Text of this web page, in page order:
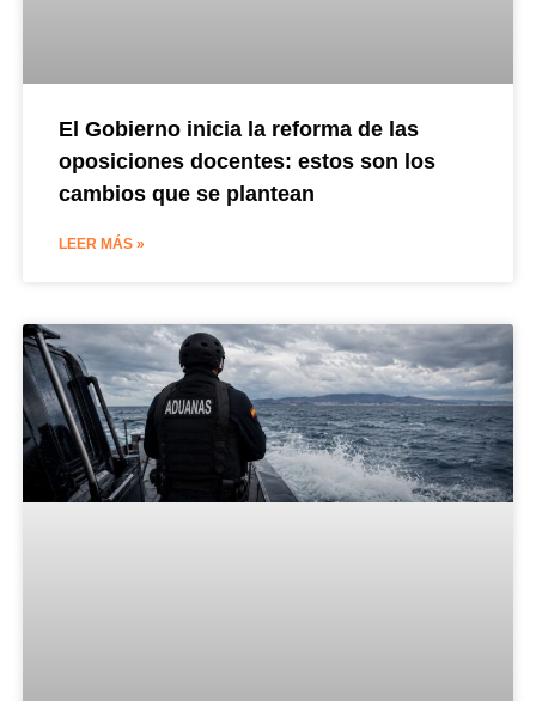
El Gobierno inicia la reforma de las
oposiciones docentes: estos son los
cambios que se plantean
LEER MÁS »